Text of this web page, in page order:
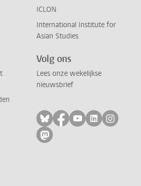
ICLON
International Institute for
Asian Studies
Volg ons
Lees onze wekelijkse
nieuwsbrief
Volg ons op bluesky
Volg ons op
Volg ons op
Volg ons
Volg
Volg ons op mastodon